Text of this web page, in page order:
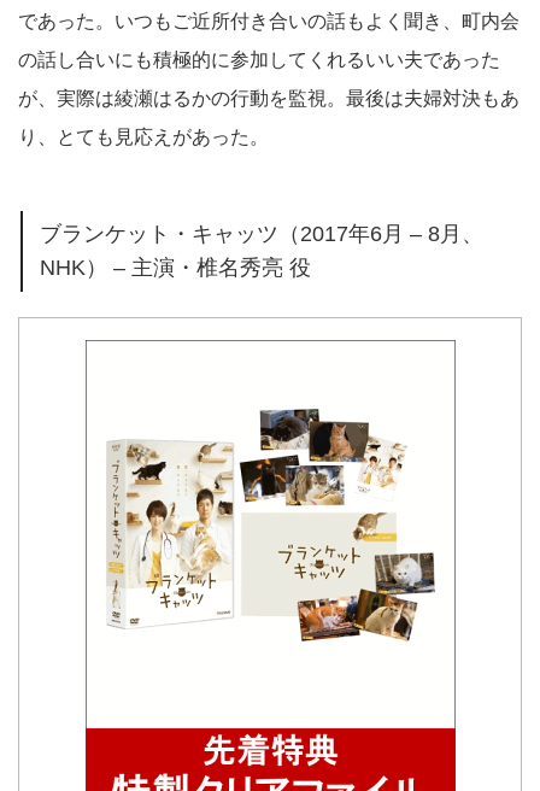
であった。いつもご近所付き合いの話もよく聞き、町内会
の話し合いにも積極的に参加してくれるいい夫であった
が、実際は綾瀬はるかの行動を監視。最後は夫婦対決もあ
り、とても見応えがあった。
ブランケット・キャッツ（2017年6月 – 8月、
NHK） – 主演・椎名秀亮 役